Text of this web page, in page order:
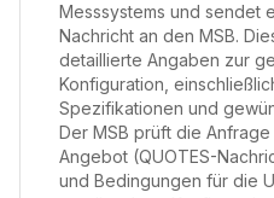
Messsystems und sendet
Nachricht an den MSB.
detaillierte Angaben zur
Konfiguration,
Spezifikationen und
Der MSB prüft die
Angebot (QUOTES-
und Bedingungen für die